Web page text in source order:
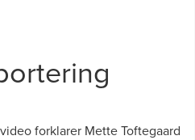
forklarer Mette Toftegaard